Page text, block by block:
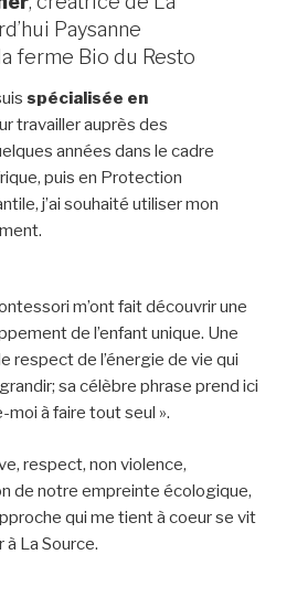
Paysanne
ferme Bio du Resto
spécialisée en
travailler auprès des
années dans le cadre
puis en Protection
j’ai souhaité utiliser mon
m’ont fait découvrir une
de l’enfant unique. Une
respect de l’énergie de vie qui
grandir; sa célèbre phrase prend ici
à faire tout seul ».
respect, non violence,
de notre empreinte écologique,
qui me tient à coeur se vit
La Source.